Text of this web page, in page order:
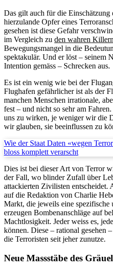
Das gilt auch für die Einschätzung
hierzulande Opfer eines
gesehen ist diese Gefahr
im Vergleich zu den wahren Killern
Bewegungsmangel in die
spektakulär. Und er löst – seinem
Intention gemäss – Schrecken aus.
Es ist ein wenig wie bei der
Flughafen gefährlicher ist als der
manchen Menschen irrationale,
fest – und nicht so sehr am
uns zu wirken, je weniger wir die
wir glauben, sie beeinflussen zu
Wie der Staat Daten «wegen
bloss komplett verarscht
Dies ist bei dieser Art von Terror
der Fall, wo blinder Zufall über
attackierten Zivilisten entscheidet.
auf die Redaktion von Charlie
Markt, die jeweils eine
erzeugen Bombenanschläge auf
Machtlosigkeit. Jeder weiss es,
können. Diese – rational gesehen
die Terroristen seit jeher zunutze.
Neue Massstäbe des